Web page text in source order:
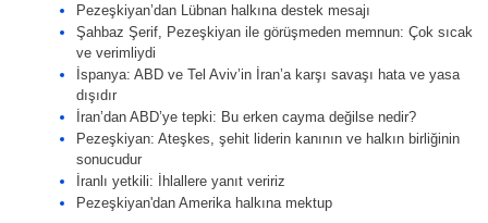
Pezeşkiyan’dan Lübnan halkına destek mesajı
Şahbaz Şerif, Pezeşkiyan ile görüşmeden memnun: Çok sıcak
ve verimliydi
İspanya: ABD ve Tel Aviv’in İran’a karşı savaşı hata ve yasa
dışıdır
İran’dan ABD’ye tepki: Bu erken cayma değilse nedir?
Pezeşkiyan: Ateşkes, şehit liderin kanının ve halkın birliğinin
sonucudur
İranlı yetkili: İhlallere yanıt veririz
Pezeşkiyan'dan Amerika halkına mektup